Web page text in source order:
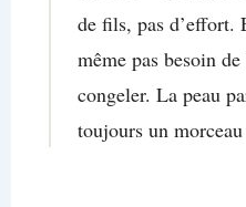
de fils, pas d’effort.
même pas besoin
congeler. La peau
toujours un